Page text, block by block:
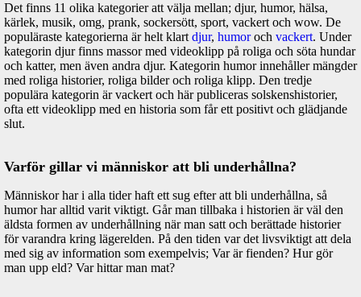
Det finns 11 olika kategorier att välja mellan; djur, humor, hälsa,
kärlek, musik, omg, prank, sockersött, sport, vackert och wow. De
populäraste kategorierna är helt klart djur, humoroch vackert. Under
kategorin djur finns massor med videoklipp på roliga och söta hundar
och katter, men även andra djur. Kategorin humor innehåller mängder
med roliga historier, roliga bilder och roliga klipp. Den tredje
populära kategorin är vackert och här publiceras solskenshistorier,
ofta ett videoklipp med en historia som får ett positivt och glädjande
slut.
Varför gillar vi människor att bli underhållna?
Människor har i alla tider haft ett sug efter att bli underhållna, så
humor har alltid varit viktigt. Går man tillbaka i historien är väl den
äldsta formen av underhållning när man satt och berättade historier
för varandra kring lägerelden. På den tiden var det livsviktigt att dela
med sig av information som exempelvis; Var är fienden? Hur gör
man upp eld? Var hittar man mat?